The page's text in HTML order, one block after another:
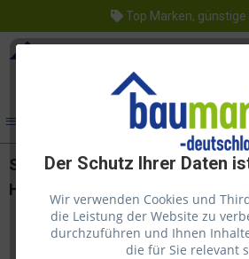
Top Marken, günstige
Der Schutz Ihrer Daten
Wir verwenden Cookies und
die Leistung der Website zu
durchzuführen und Ihnen
die für Sie relevant
Saicos Holz Spezialöl Farblos
Hartholzöl 2,5l